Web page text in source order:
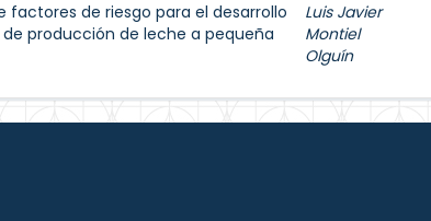
de riesgo para el desarrollo
producción de leche a pequeña
Luis Javier
Montiel
Olguín